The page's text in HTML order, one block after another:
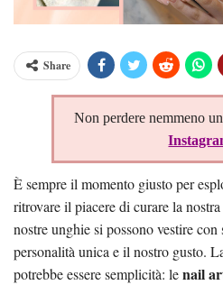
Share
Non perdere nemmeno
È sempre il momento giusto per
ritrovare il piacere di curare la
nostre unghie si possono vestire
personalità unica e il nostro gusto.
potrebbe essere semplicità: lenail